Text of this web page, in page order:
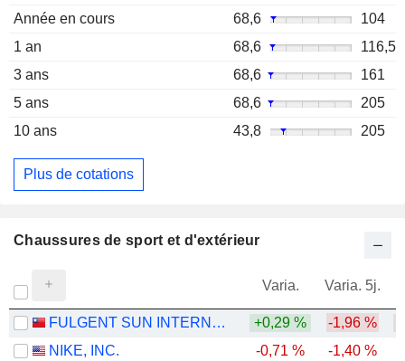
Année en cours
68,6
104
1 an
68,6
116,5
3 ans
68,6
161
5 ans
68,6
205
10 ans
43,8 205
Plus de cotations
Chaussures de sport et d'extérieur
Varia. Varia. 5j.
FULGENT SUN INTERNATIONAL (HOLDING) CO., LTD. +0,29 % -1,96 %
NIKE, INC.
-0,71 % -1,40 %